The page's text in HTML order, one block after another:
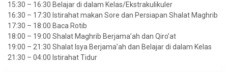
15:30 – 16:30 Belajar di dalam Kelas/Ekstrakulikuler
16:30 – 17:30 Istirahat makan Sore dan Persiapan Shalat Maghrib
17:30 – 18:00 Baca Rotib
18:00 – 19:00 Shalat Maghrib Berjama’ah dan Qiro’at
19:00 – 21:30 Shalat Isya Berjama’ah dan Belajar di dalam Kelas
21:30 – 04:00 Istirahat Tidur